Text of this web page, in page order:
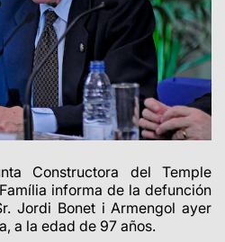
Constructora del Temple
informa de la defunción
Jordi Bonet i Armengol ayer
a la edad de 97 años.